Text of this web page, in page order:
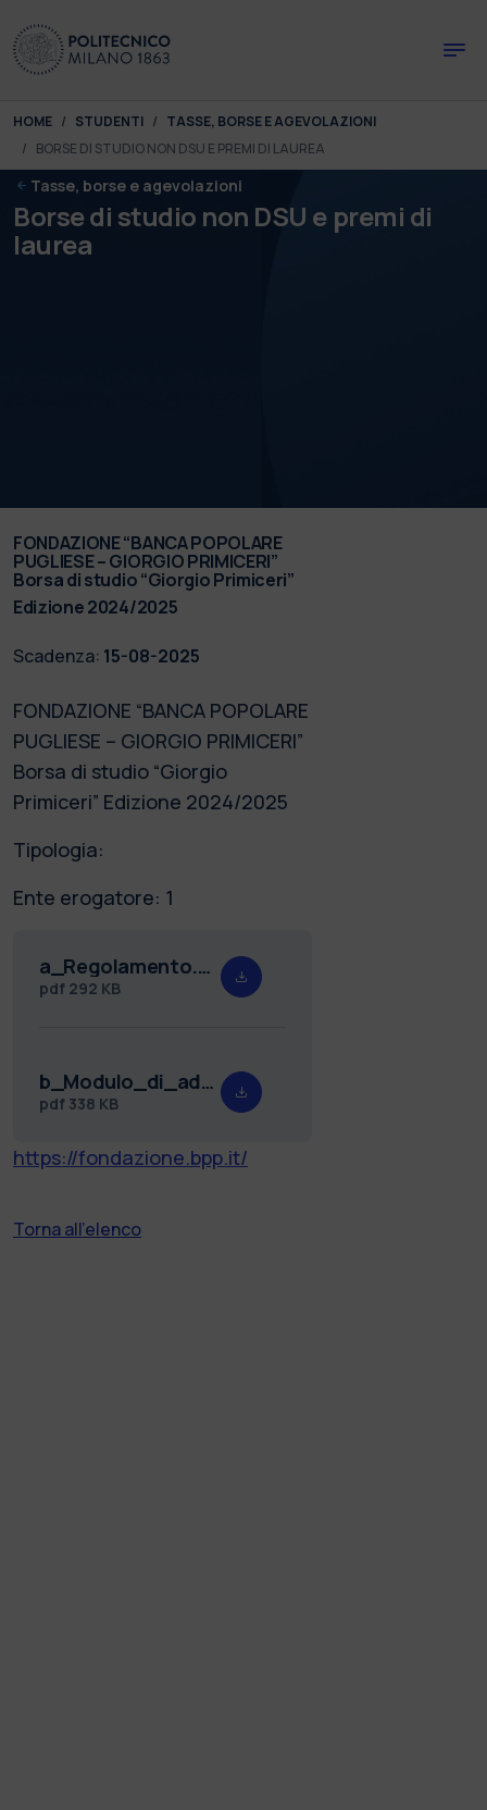
You are here:
HOME STUDENTI
TASSE, BORSE E AGEVOLAZIONI
BORSE DI STUDIO NON DSU E PREMI DI LAUREA
Tasse, borse e agevolazioni
Borse di studio non DSU e premi di
laurea
FONDAZIONE “BANCA POPOLARE
PUGLIESE – GIORGIO PRIMICERI”
Borsa di studio “Giorgio Primiceri”
Edizione 2024/2025
Scadenza: 15-08-2025
FONDAZIONE “BANCA POPOLARE
PUGLIESE – GIORGIO PRIMICERI”
Borsa di studio “Giorgio
Primiceri” Edizione 2024/2025
Tipologia:
Ente erogatore: 1
a_Regolamento.pdf
pdf 292 KB
b_Modulo_di_adesione.pdf
pdf 338 KB
https://fondazione.bpp.it/
Torna all'elenco